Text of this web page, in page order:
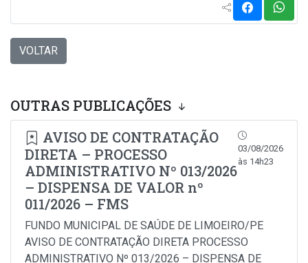
VOLTAR
OUTRAS PUBLICAÇÕES
AVISO DE CONTRATAÇÃO
DIRETA – PROCESSO
ADMINISTRATIVO Nº 013/2026
– DISPENSA DE VALOR nº
011/2026 – FMS
03/08/2026
às 14h23
FUNDO MUNICIPAL DE SAÚDE DE LIMOEIRO/PE
AVISO DE CONTRATAÇÃO DIRETA PROCESSO
ADMINISTRATIVO Nº 013/2026 – DISPENSA DE